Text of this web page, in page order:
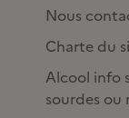
Nous
Charte du
Alcool info
sourdes ou